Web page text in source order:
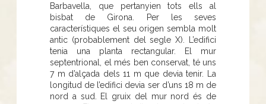
Barbavella, que pertanyien tots ells al
bisbat de Girona. Per les seves
característiques el seu origen sembla molt
antic (probablement del segle X). L’edifici
tenia una planta rectangular. El mur
septentrional, el més ben conservat, té uns
7 m d’alçada dels 11 m que devia tenir. La
longitud de l’edifici devia ser d’uns 18 m de
nord a sud. El gruix del mur nord és de